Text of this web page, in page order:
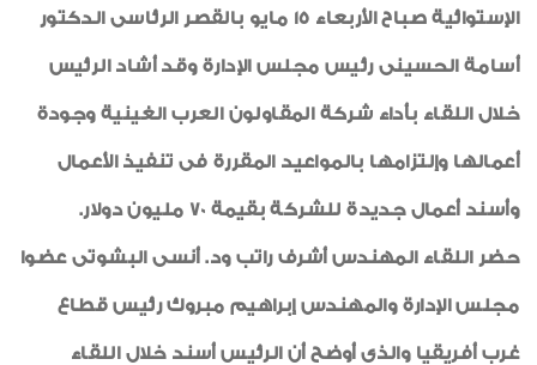
الواحة
الإستوائية صباح الأربعاء 15 مايو بالقصر الرئاسى الدكتور
أسامة الحسينى رئيس مجلس الإدارة وقد أشاد الرئيس
خلال اللقاء بأداء شركة المقاولون العرب الغينية وجودة
أعمالها وإلتزامها بالمواعيد المقررة فى تنفيذ الأعمال
وأسند أعمال جديدة للشركة بقيمة 70 مليون دولار.
حضر اللقاء المهندس أشرف راتب ود. أنسى البشوتى عضوا
مجلس الإدارة والمهندس إبراهيم مبروك رئيس قطاع
غرب أفريقيا والذى أوضح أن الرئيس أسند خلال اللقاء